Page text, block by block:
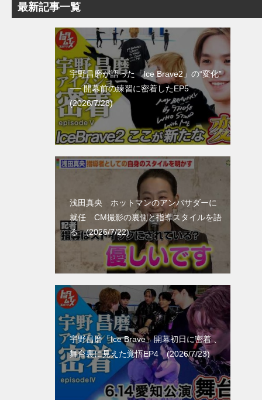
最新記事一覧
宇野昌磨が語った「Ice Brave2」の“変化”
── 開幕前の練習に密着したEP5
(2026/7/28)
浅田真央 ホットマンのアンバサダーに
就任 CM撮影の裏側と指導スタイルを語
る (2026/7/22)
宇野昌磨「Ice Brave」開幕初日に密着 、
舞台裏に見えた覚悟EP4 (2026/7/23)